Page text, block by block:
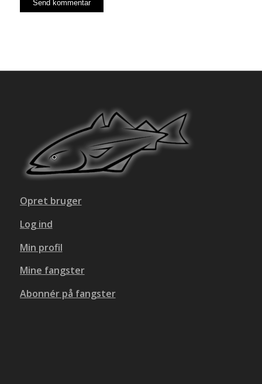
Opret bruger
Log ind
Min profil
Mine fangster
Abonnér på fangster